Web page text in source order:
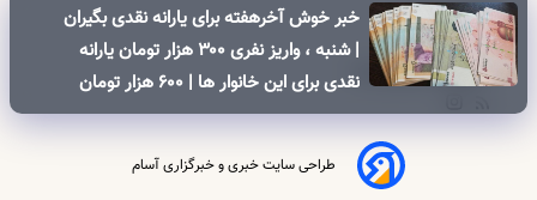
خبر خوش آخرهفته برای یارانه نقدی بگیران
| شنبه ، واریز نفری ۳۰۰ هزار تومان یارانه
نقدی برای این خانوار ها | ۶۰۰ هزار تومان
کالابرگ برای خانوارهای دارای فرزند
علم و فناوری
درباره ما
تبلیغات و تماس با ما
طراحی سایت خبری و خبرگزاری آسام